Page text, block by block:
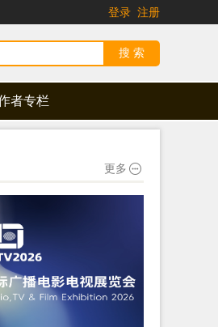
登录 注册
者专栏
更多